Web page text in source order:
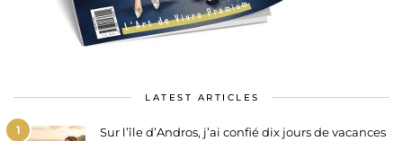
LATEST ARTICLES
1
Sur l’île d’Andros, j’ai confié dix jours de vacances